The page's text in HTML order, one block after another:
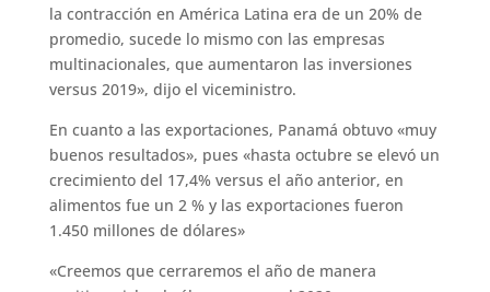
la contracción en América Latina era de un 20% de
promedio, sucede lo mismo con las empresas
multinacionales, que aumentaron las inversiones
versus 2019», dijo el viceministro.
En cuanto a las exportaciones, Panamá obtuvo «muy
buenos resultados», pues «hasta octubre se elevó un
crecimiento del 17,4% versus el año anterior, en
alimentos fue un 2 % y las exportaciones fueron
1.450 millones de dólares»
«Creemos que cerraremos el año de manera